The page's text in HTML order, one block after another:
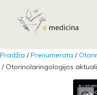
Pradžia /Prenumerata /
/ Otorinolaringologijos